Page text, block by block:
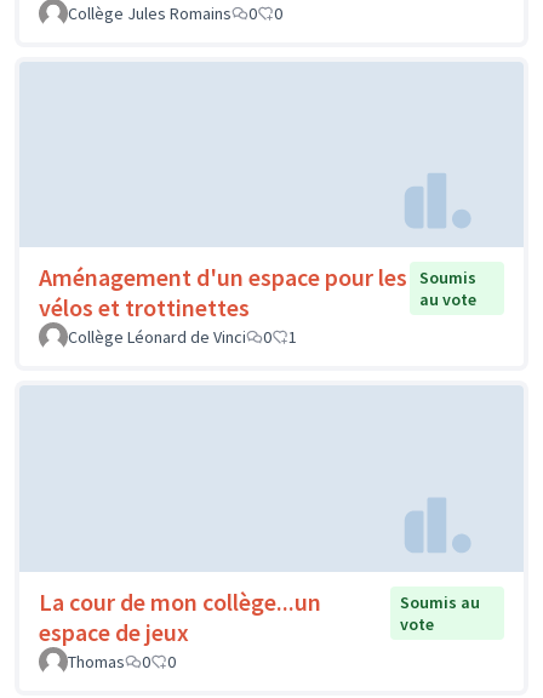
Collège Jules Romains
0 0
Aménagement d'un espace pour les
vélos et trottinettes
Soumis
au vote
Collège Léonard de Vinci
0 1
La cour de mon collège...un
espace de jeux
Soumis au
vote
Thomas
0 0